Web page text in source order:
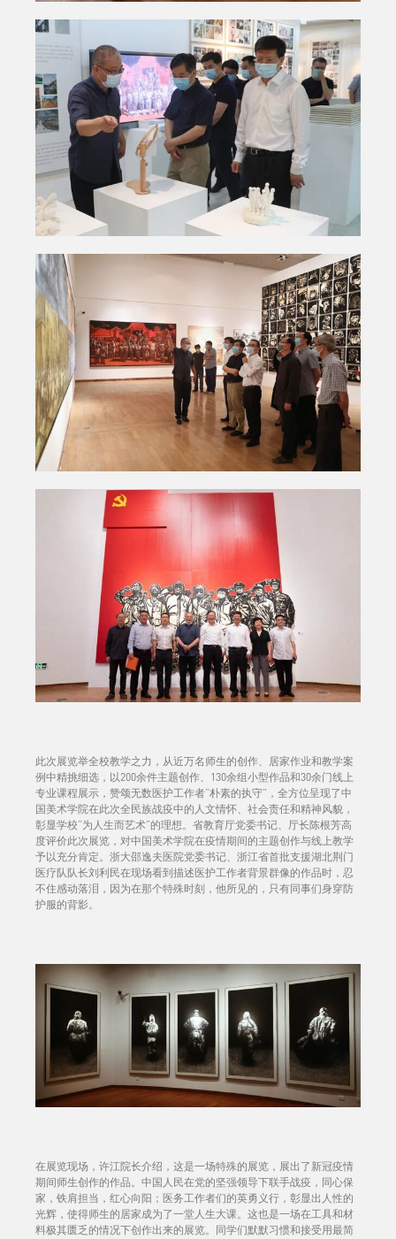
此次展览举全校教学之力，从近万名师生的创作、居家作业和教学案
例中精挑细选，以200余件主题创作、130余组小型作品和30余门线上
专业课程展示，赞颂无数医护工作者“朴素的执守”，全方位呈现了中
国美术学院在此次全民族战疫中的人文情怀、社会责任和精神风貌，
彰显学校“为人生而艺术”的理想。省教育厅党委书记、厅长陈根芳高
度评价此次展览，对中国美术学院在疫情期间的主题创作与线上教学
予以充分肯定。浙大邵逸夫医院党委书记、浙江省首批支援湖北荆门
医疗队队长刘利民在现场看到描述医护工作者背景群像的作品时，忍
不住感动落泪，因为在那个特殊时刻，他所见的，只有同事们身穿防
护服的背影。
在展览现场，许江院长介绍，这是一场特殊的展览，展出了新冠疫情
期间师生创作的作品。中国人民在党的坚强领导下联手战疫，同心保
家，铁肩担当，红心向阳；医务工作者们的英勇义行，彰显出人性的
光辉，使得师生的居家成为了一堂人生大课。这也是一场在工具和材
料极其匮乏的情况下创作出来的展览。同学们默默习惯和接受用最简